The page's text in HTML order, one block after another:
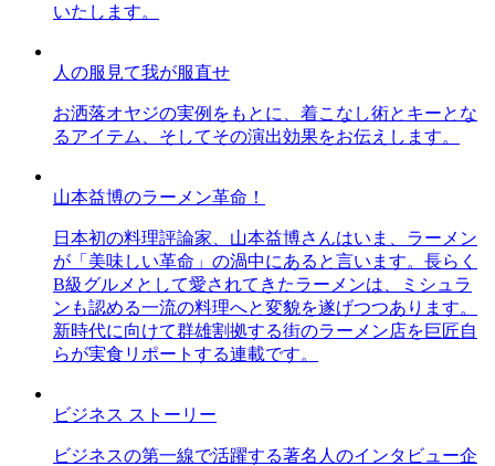
いたします。
人の服見て我が服直せ
お洒落オヤジの実例をもとに、着こなし術とキーとな
るアイテム、そしてその演出効果をお伝えします。
山本益博のラーメン革命！
日本初の料理評論家、山本益博さんはいま、ラーメン
が「美味しい革命」の渦中にあると言います。長らく
B級グルメとして愛されてきたラーメンは、ミシュラ
ンも認める一流の料理へと変貌を遂げつつあります。
新時代に向けて群雄割拠する街のラーメン店を巨匠自
らが実食リポートする連載です。
ビジネス ストーリー
ビジネスの第一線で活躍する著名人のインタビュー企